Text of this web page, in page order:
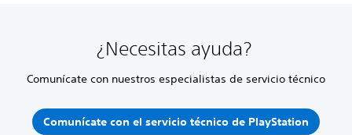
¿Necesitas ayuda?
Comunícate con nuestros especialistas de servicio técnico
Comunícate con el servicio técnico de PlayStation